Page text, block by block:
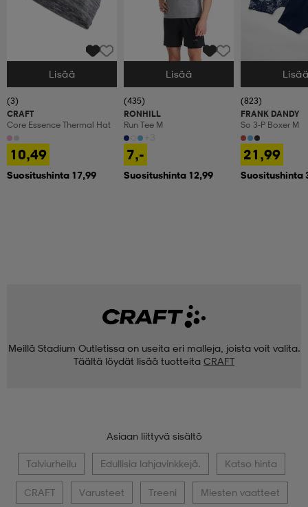
Valitse Koko
Lisää
(3)
CRAFT
Core Essence Thermal Hat
10,49
Suositushinta 17,99
Valitse Koko
Lisää
(435)
RONHILL
Run Tee M
7,-
Suositushinta 12,99
Valitse Koko
(823)
FRANK DANDY
So 3-P Boxer M
21,99
Suositushinta
Meillä Stadium Outletissa on useita eri malleja, joista voit valita.
Täältä löydät lisää tuotteita CRAFT
Asiaan liittyvä sisältö
Talviurheilu Edullisia lahjavinkkejä. Katso hinta
CRAFT Varusteet Treeni Miesten vaatteet